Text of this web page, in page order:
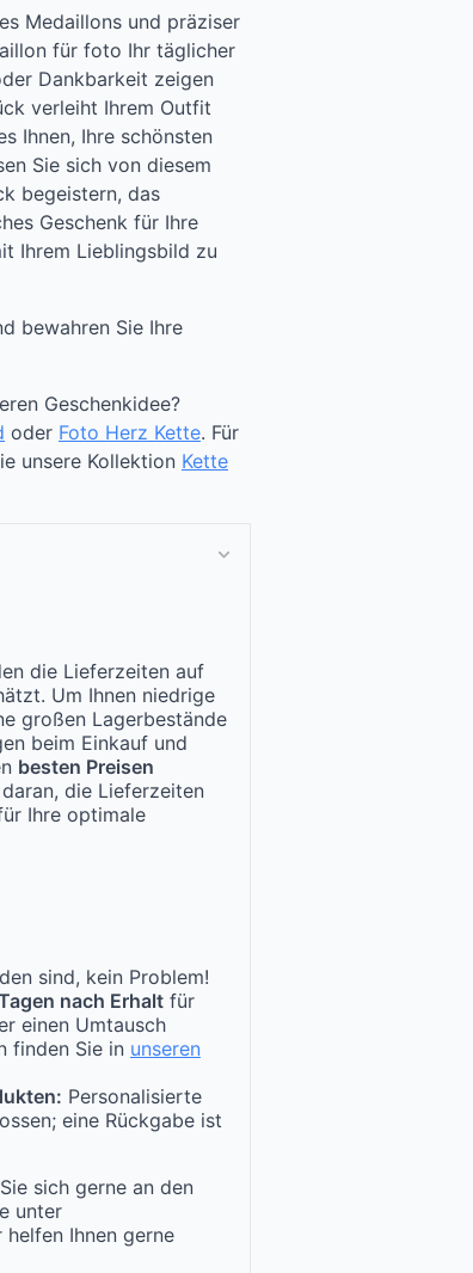
Medaillons und präziser
für foto Ihr täglicher
Dankbarkeit zeigen
verleiht Ihrem Outfit
Ihnen, Ihre schönsten
Sie sich von diesem
begeistern, das
Geschenk für Ihre
Ihrem Lieblingsbild zu
bewahren Sie Ihre
Geschenkidee?
oder Foto Herz Kette. Für
unsere Kollektion Kette
die Lieferzeiten auf
Um Ihnen niedrige
großen Lagerbestände
beim Einkauf und
besten Preisen
die Lieferzeiten
Ihre optimale
sind, kein Problem!
nach Erhalt für
einen Umtausch
finden Sie in unseren
Personalisierte
eine Rückgabe ist
sich gerne an den
unter
helfen Ihnen gerne